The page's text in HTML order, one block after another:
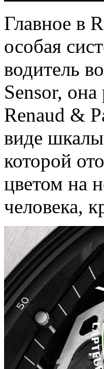
Главное в
особая
водитель
Sensor,
Renaud &
виде
которой
цветом на
человека,